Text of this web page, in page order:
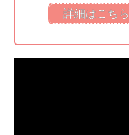
詳細はこちら